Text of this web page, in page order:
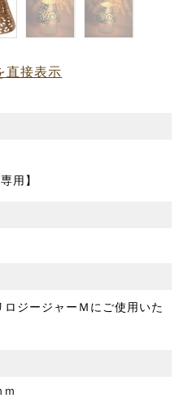
直接表示
用】
ジージャーＭにご使用いた